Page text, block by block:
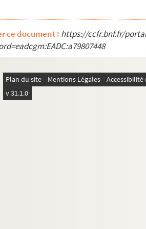
SD CA9. Saint-Denis (feuille Sud),
SD CA10. Grand concours gratuit
SD CA11. Les apports des plantes
SD CA13. Plan de la commune
SD CA14. Plan de la commune
ce document : https://ccfr.bnf.fr/
Plan du site Mentions Légales
v 31.1.0